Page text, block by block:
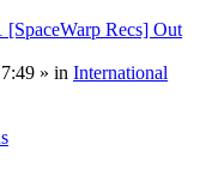
Recs] Out
» in International